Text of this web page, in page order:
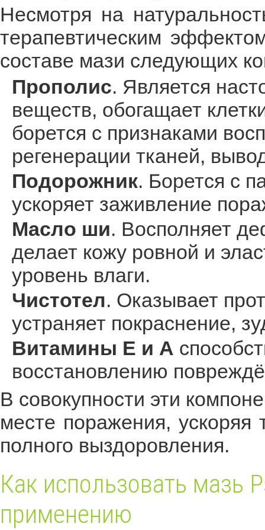
Несмотря на
терапевтическим
составе мази следующих
Прополис. Является
веществ, обогащает
борется с признаками
регенерации тканей,
Подорожник. Борется с
ускоряет заживление
Масло ши. Восполняет
делает кожу ровной и
уровень влаги.
Чистотел. Оказывает
устраняет покраснение,
Витамины Е и А
восстановлению
В совокупности эти
месте поражения,
полного выздоровления.
Как использовать мазь
применению